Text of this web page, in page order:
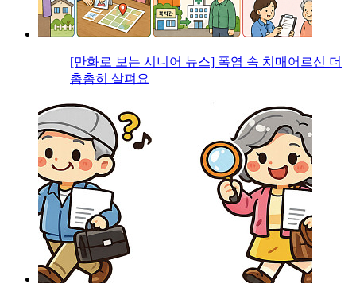
[만화로 보는 시니어 뉴스] 폭염 속 치매어르신 더
촘촘히 살펴요